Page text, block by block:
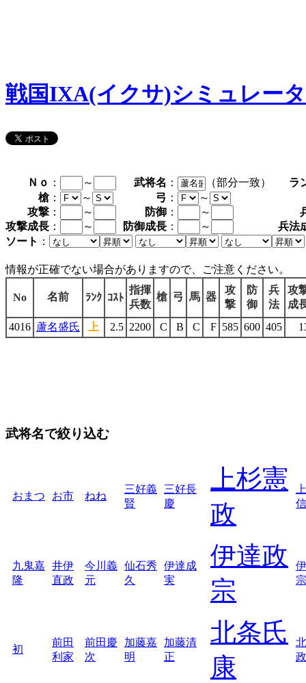
戦国IXA(イクサ)シミュレー
Ｎｏ ： ～ 武将名 ： （部分一致）
ラ
槍 ： ～ 弓 ：
～
攻撃 ： ～ 防御 ： ～
攻撃成長 ： ～ 防御成長 ： ～
兵法
ソート ：
情報が正確でない場合がありますので、ご注意ください。
No 名前 ﾗﾝｸ ｺｽﾄ
指揮
兵数
槍 弓 馬 器
攻
撃
防
御
兵
法
攻
成
4016 蘆名盛氏 上 2.5 2200 C B C F 585 600 405
武将名で絞り込む
おまつ お市 ねね
三好義
賢
三好長
慶
上杉憲
政
信
九鬼嘉
隆
井伊
直政
今川義
元
仙石秀
久
伊達成
実
伊達政
宗
宗
初
前田
利家
前田慶
次
加藤嘉
明
加藤清
正
北条氏
康
政